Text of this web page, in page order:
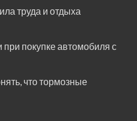
труда и отдыха
покупке автомобиля с
что тормозные